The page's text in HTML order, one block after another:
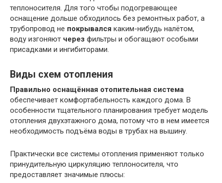
теплоносителя. Для того чтобы подогревающее
оснащение дольше обходилось без ремонтных работ, а
трубопровод не покрывался каким-нибудь налётом,
воду изгоняют через фильтры и обогащают особыми
присадками и ингибиторами.
Виды схем отопления
Правильно оснащённая отопительная система
обеспечивает комфортабельность каждого дома. В
особенности тщательного планирования требует модель
отопления двухэтажного дома, потому что в нем имеется
необходимость подъёма воды в трубах на вышину.
Практически все системы отопления применяют только
принудительную циркуляцию теплоносителя, что
предоставляет значимые плюсы: